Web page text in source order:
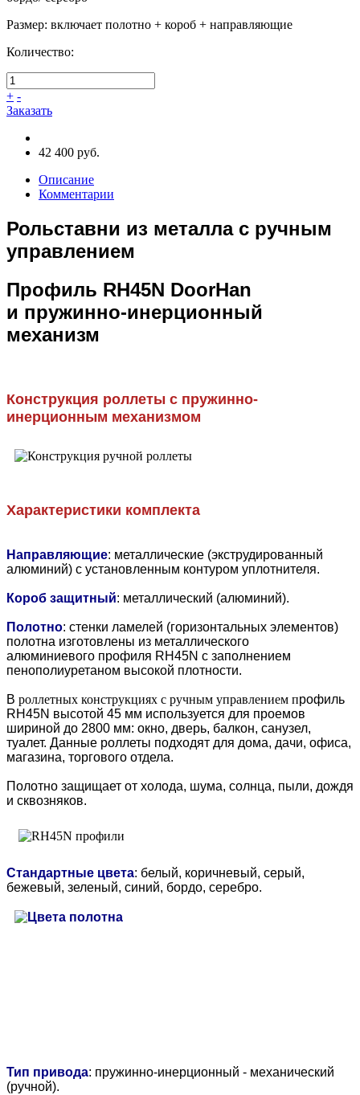
Размер: включает полотно + короб + направляющие
Количество:
+ -
Заказать
42 400 руб.
Описание
Комментарии
Рольставни из металла с ручным
управлением
Профиль RH45N DoorHan
и пружинно-инерционный
механизм
Конструкция роллеты с пружинно-
инерционным механизмом
Характеристики комплекта
Направляющие: металлические (экструдированный
алюминий) с установленным контуром уплотнителя.
Короб защитный: металлический (алюминий).
Полотно: стенки ламелей (горизонтальных элементов)
полотна изготовлены из металлического
алюминиевого профиля RH45N с заполнением
пенополиуретаном высокой плотности.
В роллетных конструкциях с ручным управлением профиль
RH45N высотой 45 мм используется для проемов
шириной до 2800 мм: окно, дверь, балкон, санузел,
туалет. Данные роллеты подходят для дома, дачи, офиса,
магазина, торгового отдела.
Полотно защищает от холода, шума, солнца, пыли, дождя
и сквозняков.
Стандартные цвета: белый, коричневый, серый,
бежевый, зеленый, синий, бордо, серебро.
Тип привода: пружинно-инерционный - механический
(ручной).